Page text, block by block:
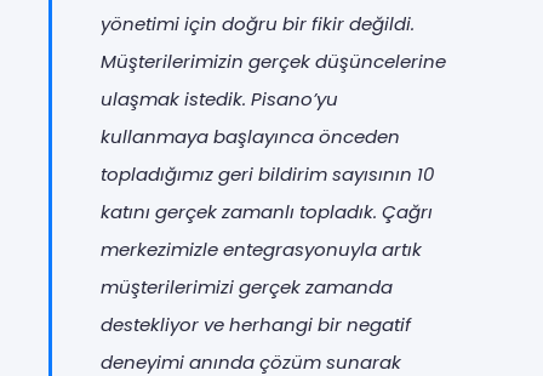
yönetimi için doğru bir fikir değildi.
Müşterilerimizin gerçek düşüncelerine
ulaşmak istedik. Pisano’yu
kullanmaya başlayınca önceden
topladığımız geri bildirim sayısının 10
katını gerçek zamanlı topladık. Çağrı
merkezimizle entegrasyonuyla artık
müşterilerimizi gerçek zamanda
destekliyor ve herhangi bir negatif
deneyimi anında çözüm sunarak